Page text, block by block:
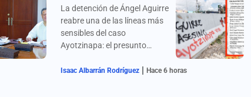
La detención de Ángel Aguirre
reabre una de las líneas más
sensibles del caso
Ayotzinapa: el presunto
del autobús Estrella de Oro
Isaac Albarrán Rodríguez | Hace 6 horas